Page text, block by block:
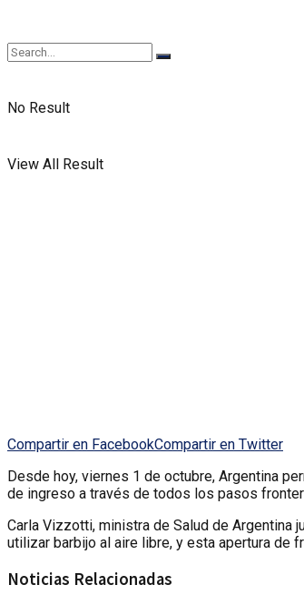
No Result
View All Result
Compartir en FacebookCompartir en Twitter
Desde hoy, viernes 1 de octubre, Argentina
de ingreso a través de todos los pasos
Carla Vizzotti, ministra de Salud de Argentina
utilizar barbijo al aire libre, y esta apertura de
Noticias Relacionadas